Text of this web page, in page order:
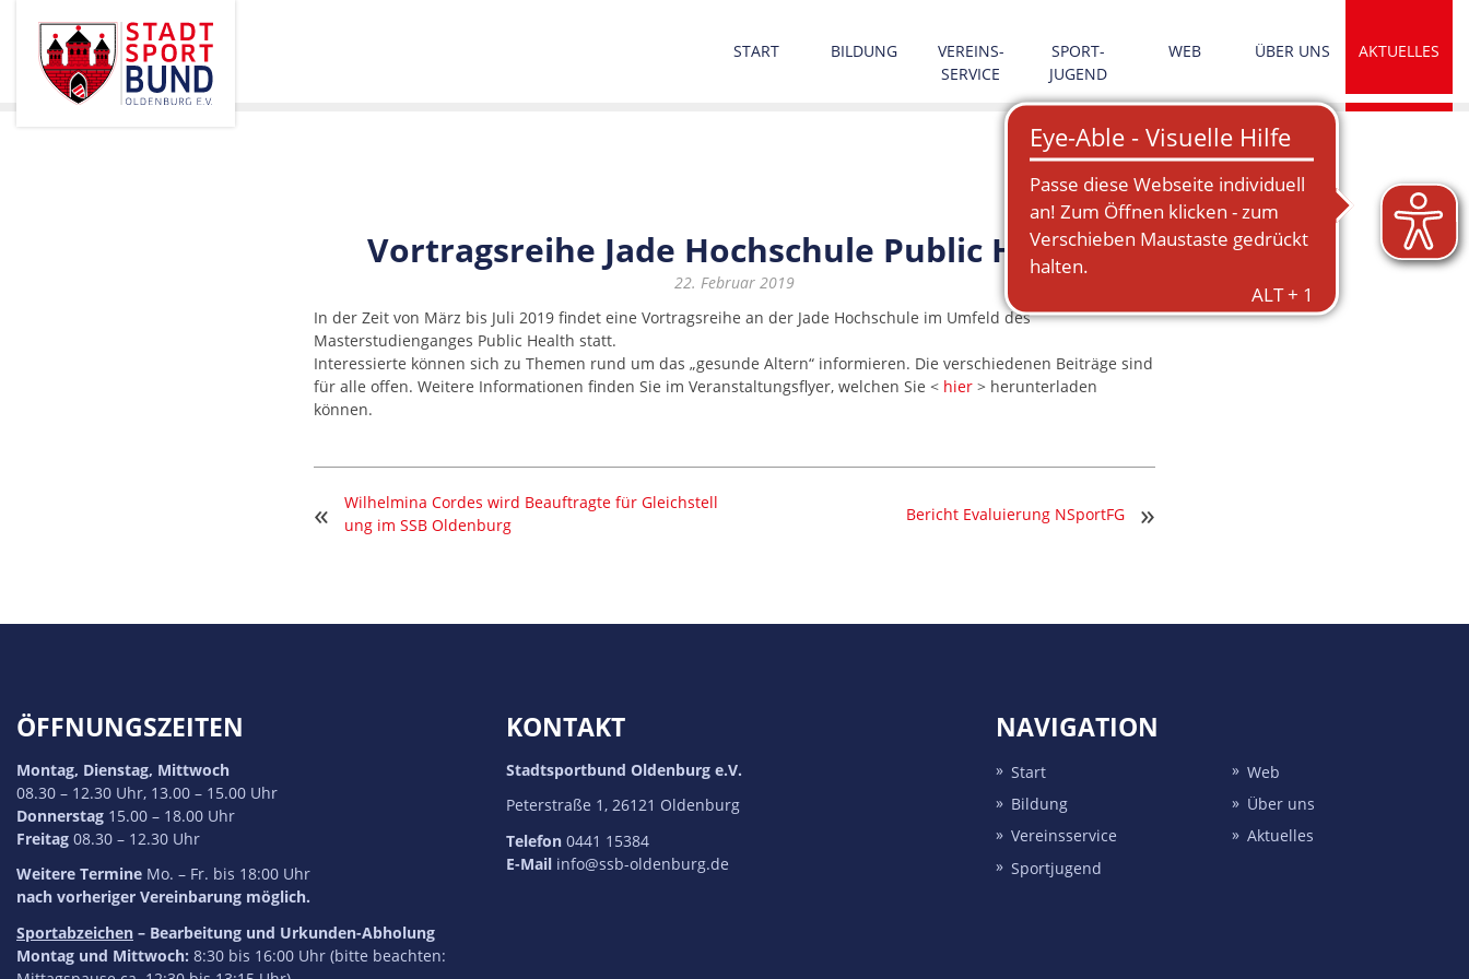
START BILDUNG
VEREINS­
SERVICE
SPORT­
JUGEND
WEB ÜBER UNS AKTUELLES
Vortragsreihe Jade Hochschule Public Health
22. Februar 2019
In der Zeit von März bis Juli 2019 findet eine Vortragsreihe an der Jade Hochschule im Umfeld des
Masterstudienganges Public Health statt.
Interessierte können sich zu Themen rund um das „gesunde Altern“ informieren. Die verschiedenen Beiträge sind
für alle offen. Weitere Informationen finden Sie im Veranstaltungsflyer, welchen Sie < hier > herunterladen
können.
«
Wilhelmina Cordes wird Beauftragte für Gleichstell
ung im SSB Oldenburg
Bericht Evaluierung NSportFG »
ÖFFNUNGSZEITEN
Montag, Dienstag, Mittwoch
08.30 – 12.30 Uhr, 13.00 – 15.00 Uhr
Donnerstag 15.00 – 18.00 Uhr
Freitag 08.30 – 12.30 Uhr
Weitere Termine Mo. – Fr. bis 18:00 Uhr
nach vorheriger Vereinbarung möglich.
Sportabzeichen – Bearbeitung und Urkunden-Abholung
Montag und Mittwoch: 8:30 bis 16:00 Uhr (bitte beachten:
KONTAKT
Stadtsportbund Oldenburg e.V.
Peterstraße 1, 26121 Oldenburg
Telefon0441 15384
E-Mail info@ssb-oldenburg.de
NAVIGATION
Start
Bildung
Vereins­service
Sport­jugend
Web
Über uns
Aktuelles